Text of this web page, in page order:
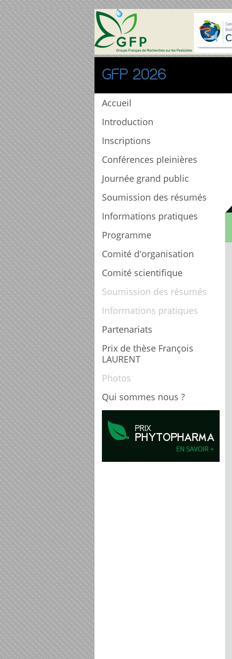
GFP 2026
Accueil
Introduction
Inscriptions
Conférences pleinières
Journée grand public
Soumission des résumés
Informations pratiques
Programme
Comité d'organisation
Comité scientifique
Soumission des résumés
Informations pratiques
Partenariats
Prix de thèse François
LAURENT
Photos
Qui sommes nous ?